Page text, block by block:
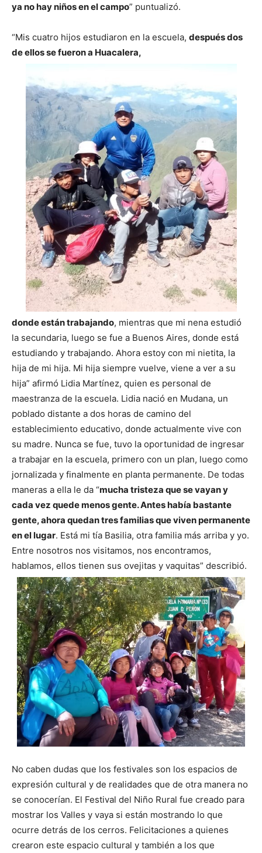
ya no hay niños en el campo” puntualizó.
“Mis cuatro hijos estudiaron en la escuela, después dos
de ellos se fueron a Huacalera,
donde están trabajando, mientras que mi nena estudió
la secundaria, luego se fue a Buenos Aires, donde está
estudiando y trabajando. Ahora estoy con mi nietita, la
hija de mi hija. Mi hija siempre vuelve, viene a ver a su
hija” afirmó Lidia Martínez, quien es personal de
maestranza de la escuela. Lidia nació en Mudana, un
poblado distante a dos horas de camino del
establecimiento educativo, donde actualmente vive con
su madre. Nunca se fue, tuvo la oportunidad de ingresar
a trabajar en la escuela, primero con un plan, luego como
jornalizada y finalmente en planta permanente. De todas
maneras a ella le da “mucha tristeza que se vayan y
cada vez quede menos gente. Antes había bastante
gente, ahora quedan tres familias que viven permanente
en el lugar. Está mi tía Basilia, otra familia más arriba y yo.
Entre nosotros nos visitamos, nos encontramos,
hablamos, ellos tienen sus ovejitas y vaquitas” describió.
No caben dudas que los festivales son los espacios de
expresión cultural y de realidades que de otra manera no
se conocerían. El Festival del Niño Rural fue creado para
mostrar los Valles y vaya si están mostrando lo que
ocurre detrás de los cerros. Felicitaciones a quienes
crearon este espacio cultural y también a los que